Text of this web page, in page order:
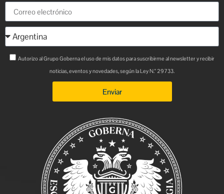
Autorizo al Grupo Goberna el uso de mis datos para suscribirme al newsletter y recibir
noticias, eventos y novedades, según la Ley N.° 29733.
Enviar